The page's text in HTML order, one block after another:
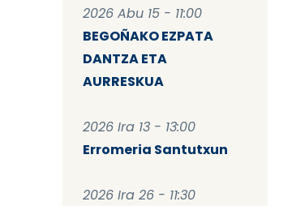
2026 Abu 15 - 11:00
BEGOÑAKO EZPATA
DANTZA ETA
AURRESKUA
2026 Ira 13 - 13:00
Erromeria Santutxun
2026 Ira 26 - 11:30